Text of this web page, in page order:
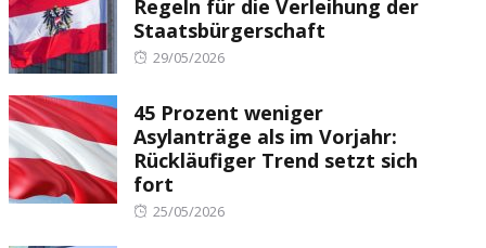
Regeln für die Verleihung der
Staatsbürgerschaft
Posted
29/05/2026
45 Prozent weniger
Asylanträge als im Vorjahr:
Rückläufiger Trend setzt sich
fort
Posted
25/05/2026